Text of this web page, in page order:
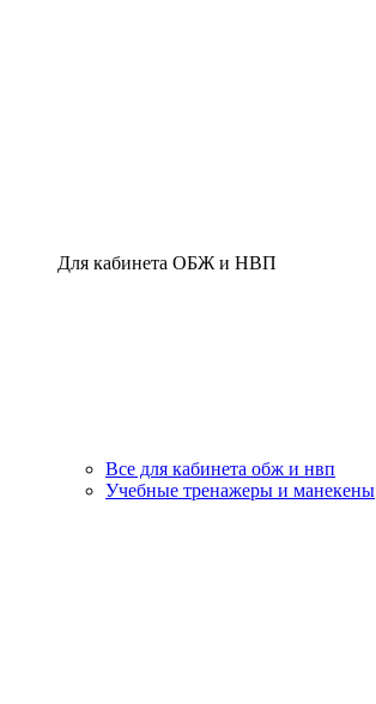
Для кабинета ОБЖ и НВП
Все для кабинета обж и нвп
Учебные тренажеры и манекены